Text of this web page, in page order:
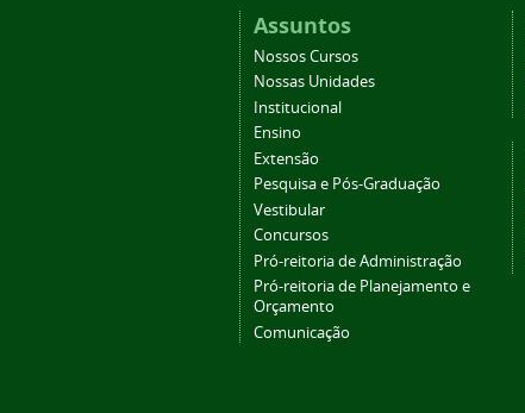
Assuntos
Nossos Cursos
Nossas Unidades
Institucional
Ensino
Extensão
Pesquisa e Pós-Graduação
Vestibular
Concursos
Pró-reitoria de Administração
Pró-reitoria de Planejamento e
Orçamento
Comunicação